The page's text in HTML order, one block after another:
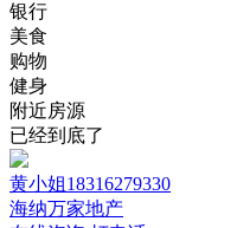
银行
美食
购物
健身
附近房源
已经到底了
黄小姐18316279330
海纳万家地产